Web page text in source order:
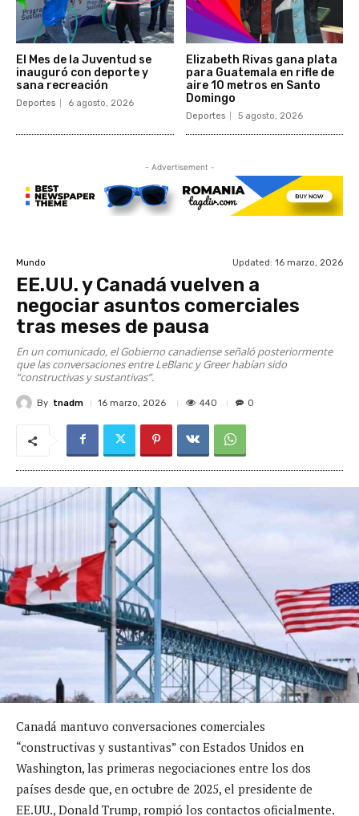
El Mes de la Juventud se
inauguró con deporte y
sana recreación
Deportes 6 agosto, 2026
Elizabeth Rivas gana plata
para Guatemala en rifle de
aire 10 metros en Santo
Domingo
Deportes 5 agosto, 2026
- Advertisement -